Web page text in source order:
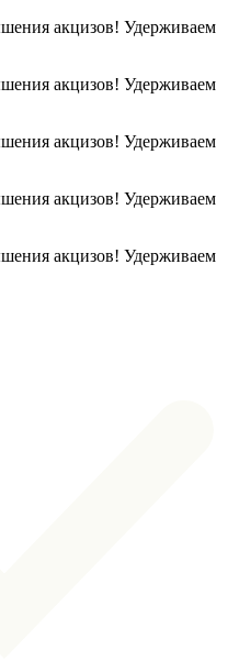
акцизов! Удерживаем
акцизов! Удерживаем
акцизов! Удерживаем
акцизов! Удерживаем
акцизов! Удерживаем